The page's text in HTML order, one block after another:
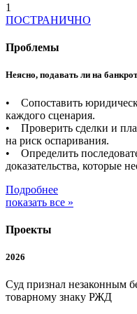
1
ПОСТРАНИЧНО
Проблемы
Неясно, подавать ли на
• Сопоставить
каждого сценария.
• Проверить сделки и
на риск оспаривания.
• Определить
доказательства, которые
Подробнее
показать все »
Проекты
2026
Суд признал незаконным
товарному знаку РЖД